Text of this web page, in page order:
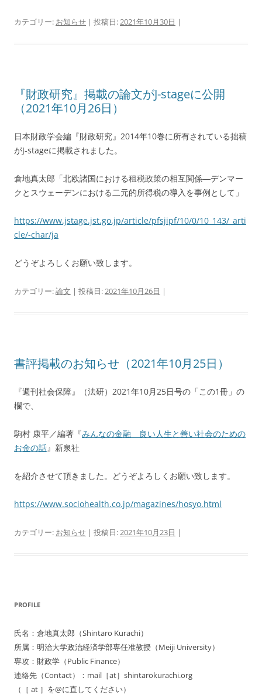
カテゴリー: お知らせ | 投稿日:2021年10月30日 |
『財政研究』掲載の論文がJ-stageに公開
（2021年10月26日）
日本財政学会編『財政研究』2014年10巻に所有されている拙稿
がJ-stageに掲載されました。
倉地真太郎「北欧諸国における租税政策の相互関係―デンマー
クとスウェーデンにおける二元的所得税の導入を事例として」
https://www.jstage.jst.go.jp/article/pfsjipf/10/0/10_143/_arti
cle/-char/ja
どうぞよろしくお願い致します。
カテゴリー:論文 | 投稿日:2021年10月26日 |
書評掲載のお知らせ（2021年10月25日）
『週刊社会保障』（法研）2021年10月25日号の「この1冊」の
欄で、
駒村 康平／編著『みんなの金融
良い人生と善い社会のための
お金の話』新泉社
を紹介させて頂きました。どうぞよろしくお願い致します。
https://www.sociohealth.co.jp/magazines/hosyo.html
カテゴリー: お知らせ | 投稿日:2021年10月23日 |
PROFILE
氏名：倉地真太郎（Shintaro Kurachi）
所属：明治大学政治経済学部専任准教授（Meiji University）
専攻：財政学（Public Finance）
連絡先（Contact）：mail［at］shintarokurachi.org
（［ at ］を@に直してください）